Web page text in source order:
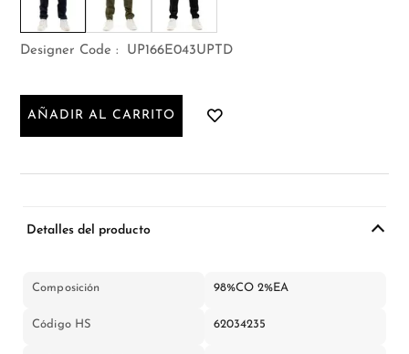
Designer Code : UP166E043UPTD
AÑADIR AL CARRITO
Detalles del producto
Composición 98%CO 2%EA
Código HS 62034235